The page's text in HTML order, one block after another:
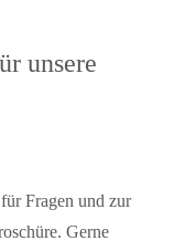
unsere
Fragen und zur
Gerne